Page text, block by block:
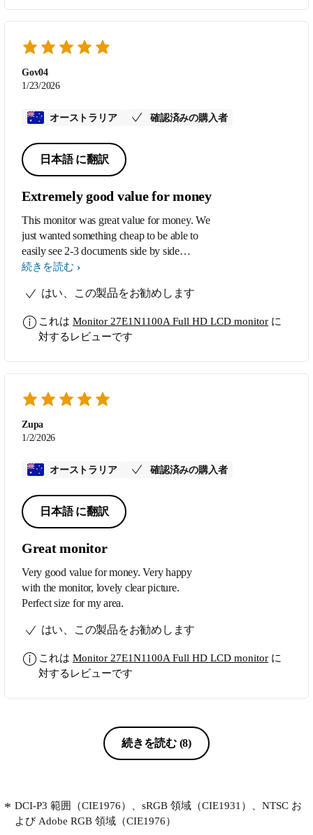
Gov04
1/23/2026
オーストラリア 確認済みの購入者
日本語 に翻訳
Extremely good value for money
This monitor was great value for money. We
just wanted something cheap to be able to
easily see 2-3 documents side by side
instead of making do with a 13” laptop
impressed with this monitor. Easy to set up
続きを読む
はい、この製品をお勧めします
これは Monitor 27E1N1100A Full HD LCD monitor に
対するレビューです
Zupa
1/2/2026
オーストラリア 確認済みの購入者
日本語 に翻訳
Great monitor
Very good value for money. Very happy
with the monitor, lovely clear picture.
Perfect size for my area.
はい、この製品をお勧めします
これは Monitor 27E1N1100A Full HD LCD monitor に
対するレビューです
続きを読む (8)
DCI-P3 範囲（CIE1976）、sRGB 領域（CIE1931）、NTSC お
よび Adobe RGB 領域（CIE1976）